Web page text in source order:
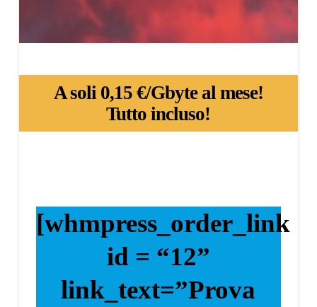
A soli 0,15 €/Gbyte al mese!
Tutto incluso!
[whmpress_order_link
id = “12”
link_text=”Prova